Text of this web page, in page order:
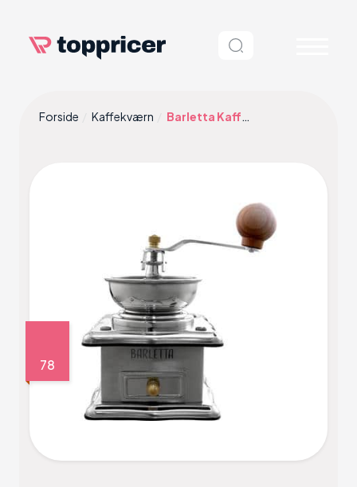
Forside Kaffekværn Barletta Kaffekværn
78